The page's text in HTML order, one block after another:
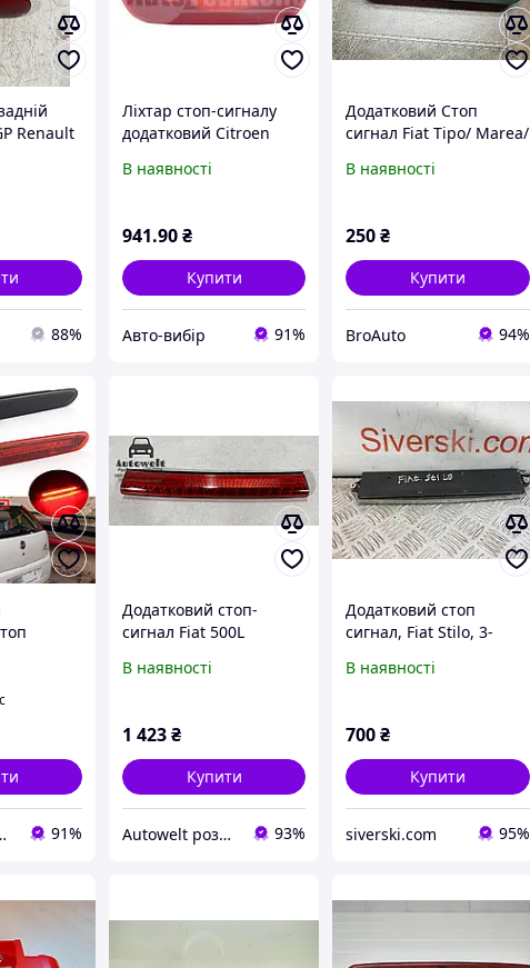
Renault
88%
Ліхтар стоп-сигналу
додатковий Citroen
Master 98-10/ Opel
В наявності
941.90₴
Купити
Авто-вибір 91%
Додатковий Стоп
сигнал Fiat Tipo/ Marea/
В наявності
250₴
Купити
BroAuto 94%
05-12
91%
Додатковий стоп-
сигнал Fiat 500L
В наявності
1 423₴
Купити
Autowelt розборка 93%
Додатковий стоп
сигнал, Fiat Stilo, 3-
В наявності
700₴
Купити
siverski.com 95%